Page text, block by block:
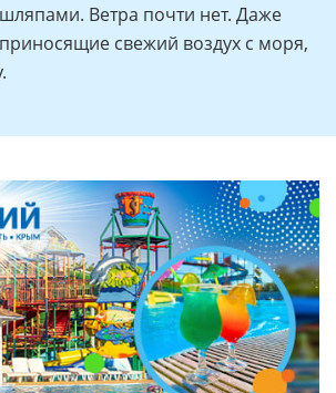
Ветра почти нет. Даже
свежий воздух с моря,